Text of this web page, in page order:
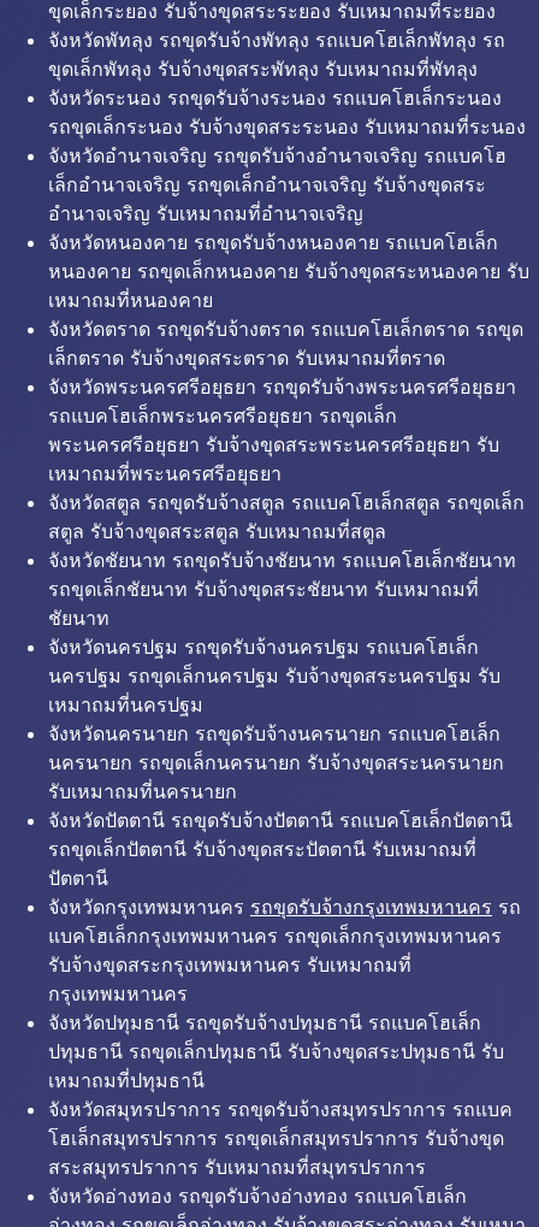
ขุดเล็กระยอง รับจ้างขุดสระระยอง รับเหมาถมที่ระยอง
จังหวัดพัทลุง รถขุดรับจ้างพัทลุง รถแบคโฮเล็กพัทลุง รถ
ขุดเล็กพัทลุง รับจ้างขุดสระพัทลุง รับเหมาถมที่พัทลุง
จังหวัดระนอง รถขุดรับจ้างระนอง รถแบคโฮเล็กระนอง
รถขุดเล็กระนอง รับจ้างขุดสระระนอง รับเหมาถมที่ระนอง
จังหวัดอำนาจเจริญ รถขุดรับจ้างอำนาจเจริญ รถแบคโฮ
เล็กอำนาจเจริญ รถขุดเล็กอำนาจเจริญ รับจ้างขุดสระ
อำนาจเจริญ รับเหมาถมที่อำนาจเจริญ
จังหวัดหนองคาย รถขุดรับจ้างหนองคาย รถแบคโฮเล็ก
หนองคาย รถขุดเล็กหนองคาย รับจ้างขุดสระหนองคาย รับ
เหมาถมที่หนองคาย
จังหวัดตราด รถขุดรับจ้างตราด รถแบคโฮเล็กตราด รถขุด
เล็กตราด รับจ้างขุดสระตราด รับเหมาถมที่ตราด
จังหวัดพระนครศรีอยุธยา รถขุดรับจ้างพระนครศรีอยุธยา
รถแบคโฮเล็กพระนครศรีอยุธยา รถขุดเล็ก
พระนครศรีอยุธยา รับจ้างขุดสระพระนครศรีอยุธยา รับ
เหมาถมที่พระนครศรีอยุธยา
จังหวัดสตูล รถขุดรับจ้างสตูล รถแบคโฮเล็กสตูล รถขุดเล็ก
สตูล รับจ้างขุดสระสตูล รับเหมาถมที่สตูล
จังหวัดชัยนาท รถขุดรับจ้างชัยนาท รถแบคโฮเล็กชัยนาท
รถขุดเล็กชัยนาท รับจ้างขุดสระชัยนาท รับเหมาถมที่
ชัยนาท
จังหวัดนครปฐม รถขุดรับจ้างนครปฐม รถแบคโฮเล็ก
นครปฐม รถขุดเล็กนครปฐม รับจ้างขุดสระนครปฐม รับ
เหมาถมที่นครปฐม
จังหวัดนครนายก รถขุดรับจ้างนครนายก รถแบคโฮเล็ก
นครนายก รถขุดเล็กนครนายก รับจ้างขุดสระนครนายก
รับเหมาถมที่นครนายก
จังหวัดปัตตานี รถขุดรับจ้างปัตตานี รถแบคโฮเล็กปัตตานี
รถขุดเล็กปัตตานี รับจ้างขุดสระปัตตานี รับเหมาถมที่
ปัตตานี
จังหวัดกรุงเทพมหานคร รถขุดรับจ้างกรุงเทพมหานคร รถ
แบคโฮเล็กกรุงเทพมหานคร รถขุดเล็กกรุงเทพมหานคร
รับจ้างขุดสระกรุงเทพมหานคร รับเหมาถมที่
กรุงเทพมหานคร
จังหวัดปทุมธานี รถขุดรับจ้างปทุมธานี รถแบคโฮเล็ก
ปทุมธานี รถขุดเล็กปทุมธานี รับจ้างขุดสระปทุมธานี รับ
เหมาถมที่ปทุมธานี
จังหวัดสมุทรปราการ รถขุดรับจ้างสมุทรปราการ รถแบค
โฮเล็กสมุทรปราการ รถขุดเล็กสมุทรปราการ รับจ้างขุด
สระสมุทรปราการ รับเหมาถมที่สมุทรปราการ
จังหวัดอ่างทอง รถขุดรับจ้างอ่างทอง รถแบคโฮเล็ก